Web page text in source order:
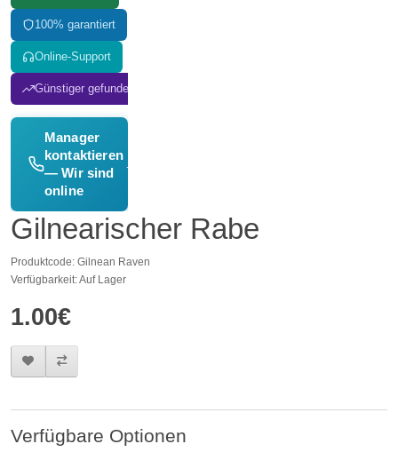
100% garantiert
Online-Support
Günstiger gefunden? Wir passen an!
Manager
kontaktieren
— Wir sind
online
→
Gilnearischer Rabe
Produktcode: Gilnean Raven
Verfügbarkeit: Auf Lager
1.00€
Verfügbare Optionen